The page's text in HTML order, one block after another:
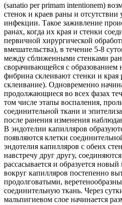
(sanatio per primam intentionem)
стенок и краев раны и отсутствии
инфекции. Такое заживление
ранах, когда их края и стенки
первичной хирургической
вмешательства), в течение 5-8
между сближенными стенками
сворачивающейся с
фибрина склеивают стенки и
склеивание). Одновременно
продолжающиеся во всех фазах
том числе этапы воспаления,
соединительной ткани и
после ранения изменения
В эндотелии капилляров
появляются клетки
эндотелия капилляров с обеих
навстречу друг другу,
рассасывается и образуется
вокруг капилляров постепенно
продолговатыми,
соединительную ткань. Через
мальпигиевом слое начинается